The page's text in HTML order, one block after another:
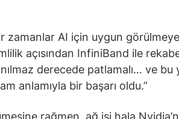
zamanlar AI için uygun
açısından InfiniBand ile
derecede patlamalı… ve bu
anlamıyla bir başarı oldu.”